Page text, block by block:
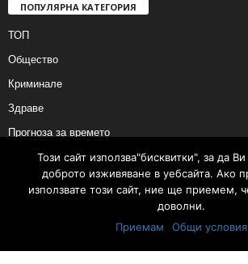
ПОПУЛЯРНА КАТЕГОРИЯ
ТОП
Общество
Криминале
Здраве
Прогноза за времето
Политика
Култура
Този сайт използва"бисквитки", за да
доброто изживяване в уебсайта. Ако
използвате този сайт, ние ще приемем,
доволни.
Приемам
Общи условия